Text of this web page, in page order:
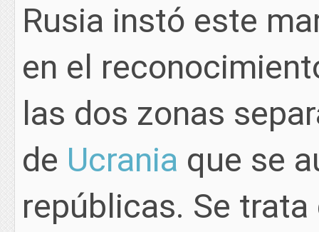
Rusia instó este
en el
las dos zonas
de Ucrania que se
repúblicas. Se